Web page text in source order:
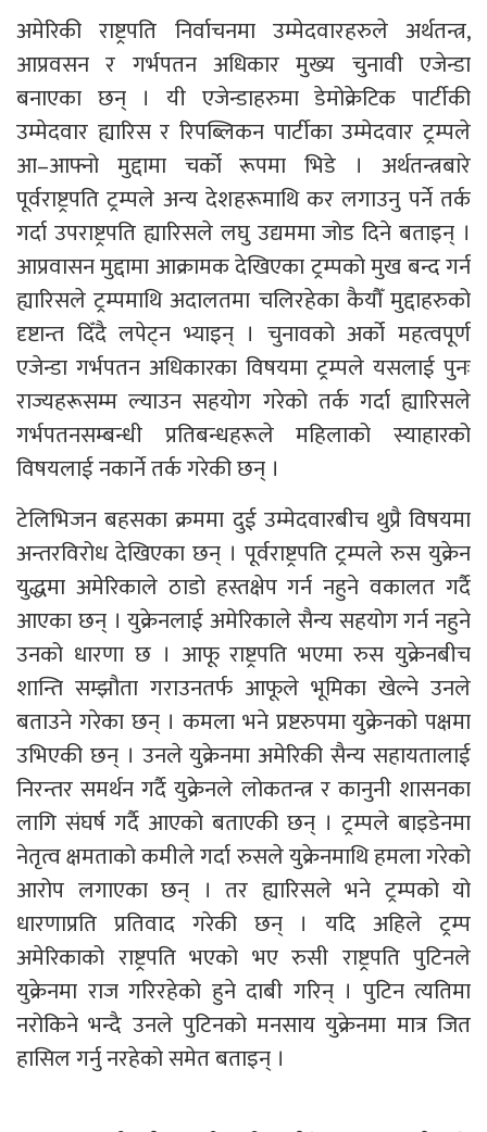
अमेरिकी राष्ट्रपति निर्वाचनमा उम्मेदवारहरुले अर्थतन्त्र,
आप्रवसन र गर्भपतन अधिकार मुख्य चुनावी एजेन्डा
बनाएका छन् । यी एजेन्डाहरुमा डेमोक्रेटिक पार्टीकी
उम्मेदवार ह्यारिस र रिपब्लिकन पार्टीका उम्मेदवार ट्रम्पले
आ–आफ्नो मुद्दामा चर्को रूपमा भिडे । अर्थतन्त्रबारे
पूर्वराष्ट्रपति ट्रम्पले अन्य देशहरूमाथि कर लगाउनु पर्ने तर्क
गर्दा उपराष्ट्रपति ह्यारिसले लघु उद्यममा जोड दिने बताइन् ।
आप्रवासन मुद्दामा आक्रामक देखिएका ट्रम्पको मुख बन्द गर्न
ह्यारिसले ट्रम्पमाथि अदालतमा चलिरहेका कैयौँ मुद्दाहरुको
दृष्टान्त दिँदै लपेट्न भ्याइन् । चुनावको अर्को महत्वपूर्ण
एजेन्डा गर्भपतन अधिकारका विषयमा ट्रम्पले यसलाई पुनः
राज्यहरूसम्म ल्याउन सहयोग गरेको तर्क गर्दा ह्यारिसले
गर्भपतनसम्बन्धी प्रतिबन्धहरूले महिलाको स्याहारको
विषयलाई नकार्ने तर्क गरेकी छन् ।
टेलिभिजन बहसका क्रममा दुई उम्मेदवारबीच थुप्रै विषयमा
अन्तरविरोध देखिएका छन् । पूर्वराष्ट्रपति ट्रम्पले रुस युक्रेन
युद्धमा अमेरिकाले ठाडो हस्तक्षेप गर्न नहुने वकालत गर्दै
आएका छन् । युक्रेनलाई अमेरिकाले सैन्य सहयोग गर्न नहुने
उनको धारणा छ । आफू राष्ट्रपति भएमा रुस युक्रेनबीच
शान्ति सम्झौता गराउनतर्फ आफूले भूमिका खेल्ने उनले
बताउने गरेका छन् । कमला भने प्रष्टरुपमा युक्रेनको पक्षमा
उभिएकी छन् । उनले युक्रेनमा अमेरिकी सैन्य सहायतालाई
निरन्तर समर्थन गर्दै युक्रेनले लोकतन्त्र र कानुनी शासनका
लागि संघर्ष गर्दै आएको बताएकी छन् । ट्रम्पले बाइडेनमा
नेतृत्व क्षमताको कमीले गर्दा रुसले युक्रेनमाथि हमला गरेको
आरोप लगाएका छन् । तर ह्यारिसले भने ट्रम्पको यो
धारणाप्रति प्रतिवाद गरेकी छन् । यदि अहिले ट्रम्प
अमेरिकाको राष्ट्रपति भएको भए रुसी राष्ट्रपति पुटिनले
युक्रेनमा राज गरिरहेको हुने दाबी गरिन् । पुटिन त्यतिमा
नरोकिने भन्दै उनले पुटिनको मनसाय युक्रेनमा मात्र जित
हासिल गर्नु नरहेको समेत बताइन् ।